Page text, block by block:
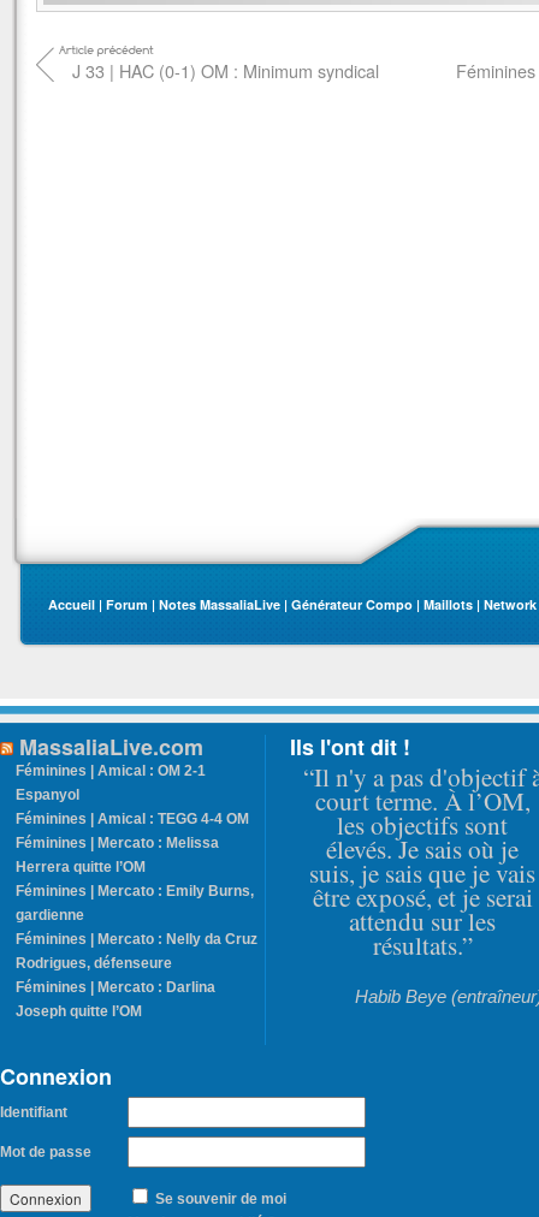
J 33 | HAC (0-1) OM : Minimum syndical
Accueil | Forum | Notes MassaliaLive | Générateur Compo | Maillots | Network
MassaliaLive.com
Féminines | Amical : OM 2-1
Espanyol
Féminines | Amical : TEGG 4-4 OM
Féminines | Mercato : Melissa
Herrera quitte l’OM
Féminines | Mercato : Emily Burns,
gardienne
Féminines | Mercato : Nelly da Cruz
Rodrigues, défenseure
Féminines | Mercato : Darlina
Joseph quitte l’OM
Ils l'ont dit !
“Il n'y a pas d'objectif
court terme. À l’OM,
les objectifs sont
élevés. Je sais où je
suis, je sais que je vais
être exposé, et je serai
attendu sur les
résultats.”
Habib Beye
Connexion
Identifiant
Mot de passe
Se souvenir de moi